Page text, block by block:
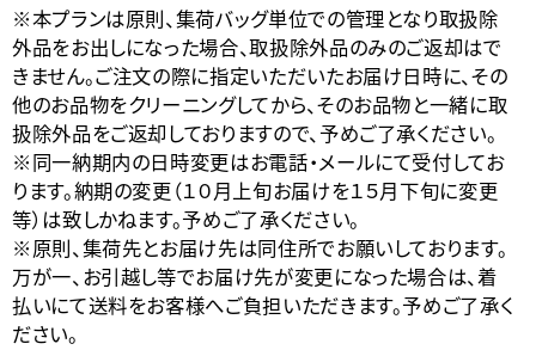
※本プランは原則、集荷バッグ単位での管理となり取扱除
外品をお出しになった場合、取扱除外品のみのご返却はで
きません。ご注文の際に指定いただいたお届け日時に、その
他のお品物をクリーニングしてから、そのお品物と一緒に取
扱除外品をご返却しておりますので、予めご了承ください。
※同一納期内の日時変更はお電話・メールにて受付してお
ります。納期の変更（１０月上旬お届けを１５月下旬に変更
等）は致しかねます。予めご了承ください。
※原則、集荷先とお届け先は同住所でお願いしております。
万が一、お引越し等でお届け先が変更になった場合は、着
払いにて送料をお客様へご負担いただきます。予めご了承く
ださい。